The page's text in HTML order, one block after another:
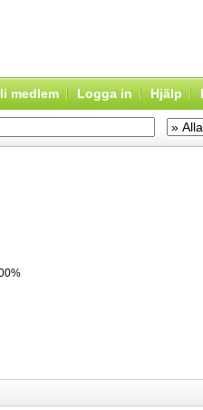
medlem Logga in Hjälp